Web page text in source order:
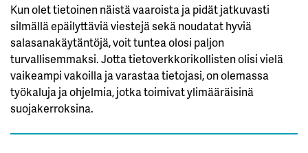
Kun olet tietoinen näistä vaaroista ja pidät jatkuvasti
silmällä epäilyttäviä viestejä sekä noudatat hyviä
salasanakäytäntöjä, voit tuntea olosi paljon
turvallisemmaksi. Jotta tietoverkkorikollisten olisi vielä
vaikeampi vakoilla ja varastaa tietojasi, on olemassa
työkaluja ja ohjelmia, jotka toimivat ylimääräisinä
suojakerroksina.